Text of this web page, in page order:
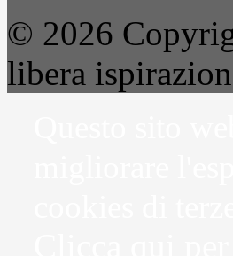
© 2026
libera